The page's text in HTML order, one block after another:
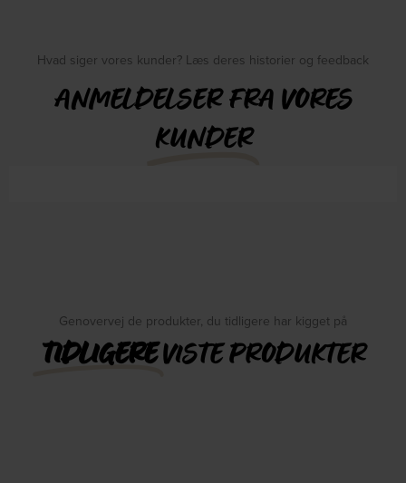
Hvad siger vores kunder? Læs deres historier og feedback
ANMELDELSER FRA VORES
KUNDER
Genovervej de produkter, du tidligere har kigget på
TIDLIGEREVISTE PRODUKTER